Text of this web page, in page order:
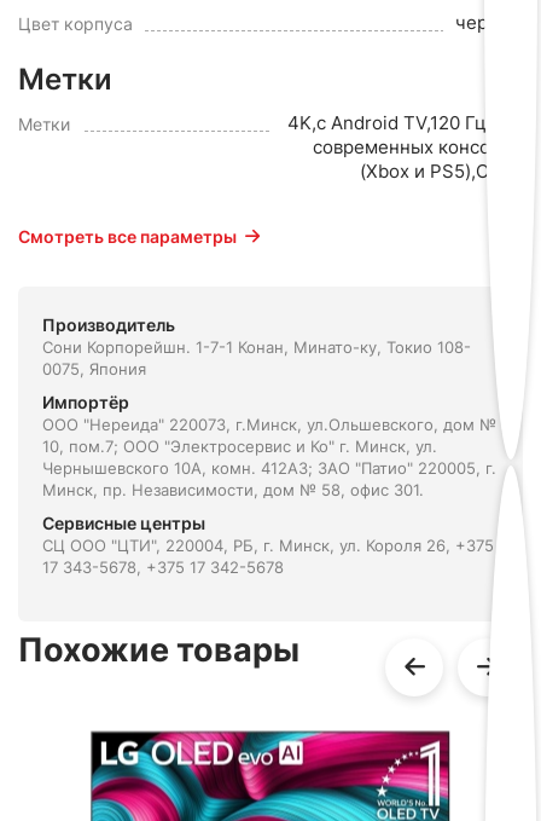
Цвет корпуса черный
Метки
Метки
4K,с Android TV,120 Гц,для
современных консолей
(Xbox и PS5),OLED
Смотреть все параметры
Производитель
Сони Корпорейшн. 1-7-1 Конан, Минато-ку, Токио 108-
0075, Япония
Импортёр
ООО "Нереида" 220073, г.Минск, ул.Ольшевского, дом №
10, пом.7; ООО "Электросервис и Ко" г. Минск, ул.
Чернышевского 10А, комн. 412А3; ЗАО "Патио" 220005, г.
Минск, пр. Независимости, дом № 58, офис 301.
Сервисные центры
СЦ ООО "ЦТИ", 220004, РБ, г. Минск, ул. Короля 26, +375
17 343-5678, +375 17 342-5678
Похожие товары